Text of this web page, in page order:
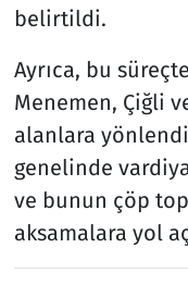
belirtildi.
Ayrıca, bu
Menemen, Çiğli
alanlara
genelinde vardiya
ve bunun çöp
aksamalara yol